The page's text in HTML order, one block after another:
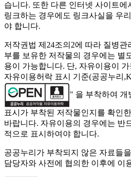
습니다. 또한 다른 인터넷 사이트에
링크하는 경우에도 링크사실을 우
야 합니다.
저작권법 제24조의2에 따라 질병관
부를 보유한 저작물의 경우에는 별
용이 가능합니다. 단, 자유이용이
자유이용허락 표시 기준(공공누리
" 을 부착하여 개
표시가 부착된 저작물인지를 확인
바랍니다. 자유이용의 경우에는 반
적으로 표시하여야 합니다.
공공누리가 부착되지 않은 자료들
담당자와 사전에 협의한 이후에 이